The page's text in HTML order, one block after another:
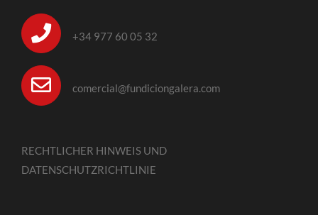
+34 977 60 05 32
comercial@fundiciongalera.com
RECHTLICHER HINWEIS UND
DATENSCHUTZRICHTLINIE